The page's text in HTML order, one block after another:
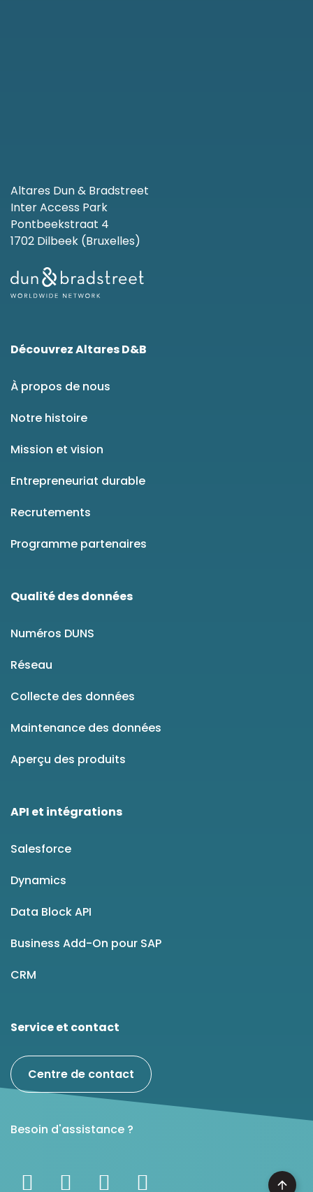
Altares Dun & Bradstreet
Inter Access Park
Pontbeekstraat 4
1702 Dilbeek (Bruxelles)
Découvrez Altares D&B
À propos de nous
Notre histoire
Mission et vision
Entrepreneuriat durable
Recrutements
Programme partenaires
Qualité des données
Numéros DUNS
Réseau
Collecte des données
Maintenance des données
Aperçu des produits
API et intégrations
Salesforce
Dynamics
Data Block API
Business Add-On pour SAP
CRM
Service et contact
Centre de contact
Besoin d'assistance ?